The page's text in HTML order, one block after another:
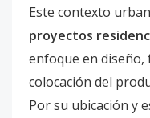
Este contexto
proyectos
enfoque en diseño,
colocación del
Por su ubicación y